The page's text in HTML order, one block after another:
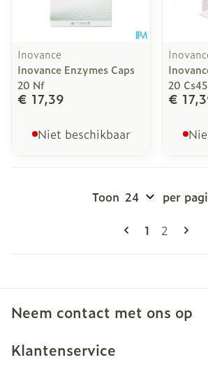
Inovance
Inovance Enzymes Caps
20 Nf
€ 17,39
Niet beschikbaar
20
€
Pagina's
U lees
1 Pagina
2
Toon per
Neem contact met ons op
Klantenservice